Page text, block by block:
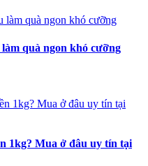
quà ngon khó cưỡng
1kg? Mua ở đâu uy tín tại